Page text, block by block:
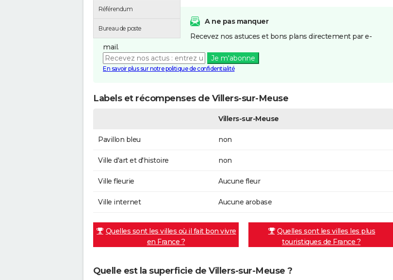
Référendum
Bureau de poste
A ne pas manquer
Recevez nos astuces et bons plans directement par e-
mail.
Je m'abonne
En savoir plus sur notre politique de confidentialité
Labels et récompenses de Villers-sur-Meuse
Villers-sur-Meuse
Pavillon bleu non
Ville d'art et d'histoire non
Ville fleurie Aucune fleur
Ville internet Aucune arobase
Quelles sont les villes où il fait bon vivre
en France ?
Quelles sont les villes les plus
touristiques de France ?
Quelle est la superficie de Villers-sur-Meuse ?